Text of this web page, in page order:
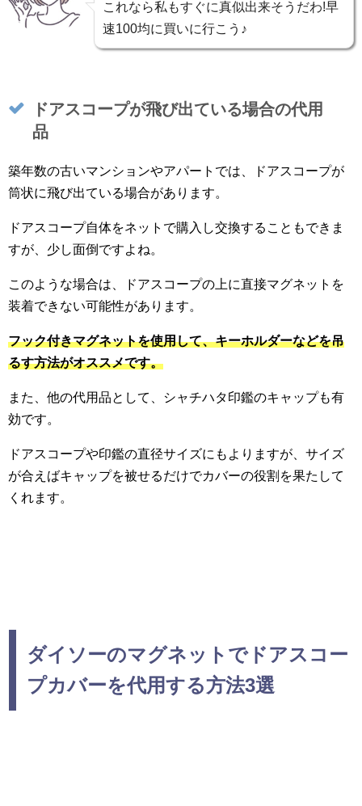
これなら私もすぐに真似出来そうだわ!早
速100均に買いに行こう♪
ドアスコープが飛び出ている場合の代用
品
築年数の古いマンションやアパートでは、ドアスコープが
筒状に飛び出ている場合があります。
ドアスコープ自体をネットで購入し交換することもできま
すが、少し面倒ですよね。
このような場合は、ドアスコープの上に直接マグネットを
装着できない可能性があります。
フック付きマグネットを使用して、キーホルダーなどを吊
るす方法がオススメです。
また、他の代用品として、シャチハタ印鑑のキャップも有
効です。
ドアスコープや印鑑の直径サイズにもよりますが、サイズ
が合えばキャップを被せるだけでカバーの役割を果たして
くれます。
ダイソーのマグネットでドアスコー
プカバーを代用する方法3選